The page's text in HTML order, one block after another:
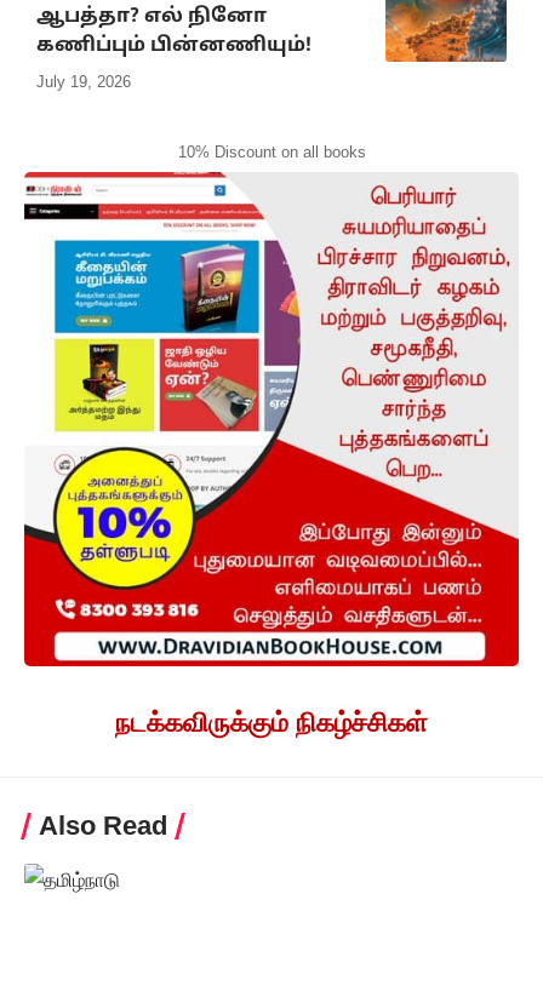
ஆபத்தா? எல் நினோ
கணிப்பும் பின்னணியும்!
July 19, 2026
10% Discount on all books
நடக்கவிருக்கும் நிகழ்ச்சிகள்
Also Read